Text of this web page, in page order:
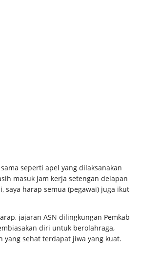
seperti apel yang dilaksanakan
masuk jam kerja setengan delapan
saya harap semua (pegawai) juga ikut
jajaran ASN dilingkungan Pemkab
diri untuk berolahraga,
yang sehat terdapat jiwa yang kuat.